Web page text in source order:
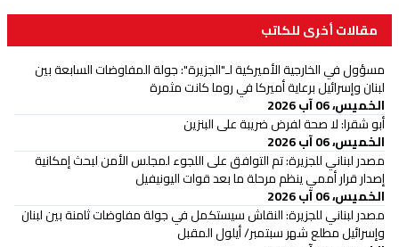
مقالات أخرى للكاتب
مسؤول في الخارجية الأميركية لـ"الجزيرة": جولة المفاوضات السابعة بين
لبنان وإسرائيل برعاية أميركا في روما كانت مثمرة
الخميس، 06 آب 2026
أبو شقرا: لا صحة لفرض ضريبة على البنزين
الخميس، 06 آب 2026
مصدر لبناني للجزيرة: تم التوافق على اللجوء لمجلس الأمن لبحث إمكانية
إصدار قرار أممي ينظم مرحلة ما بعد قوات اليونيفيل
الخميس، 06 آب 2026
مصدر لبناني للجزيرة: النقاش سيستكمل في جولة مفاوضات ثامنة بين ⁧‫لبنان‬⁩
وإسرائيل مطلع شهر سبتمبر/ أيلول المقبل